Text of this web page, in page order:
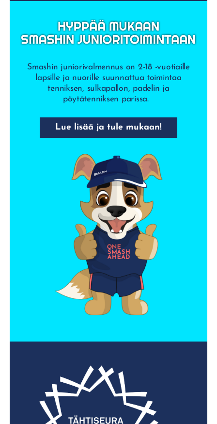
Smashin juniorivalmennus on 2-18 -vuotiaille
lapsille ja nuorille suunnattua toimintaa
tenniksen, sulkapallon, padelin ja
pöytätenniksen parissa.
Lue lisää ja tule mukaan!